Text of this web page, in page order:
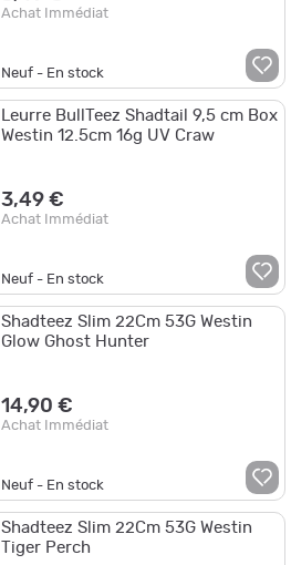
Achat Immédiat
Neuf - En stock
Leurre BullTeez Shadtail 9,5 cm Box
Westin 12.5cm 16g UV Craw
3,49 €
Achat Immédiat
Neuf - En stock
Shadteez Slim 22Cm 53G Westin
Glow Ghost Hunter
14,90 €
Achat Immédiat
Neuf - En stock
Shadteez Slim 22Cm 53G Westin
Tiger Perch